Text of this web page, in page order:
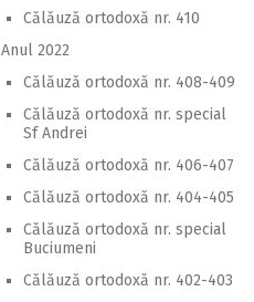
Călăuză ortodoxă nr. 410
Anul 2022
Călăuză ortodoxă nr. 408-409
Călăuză ortodoxă nr. special
Sf Andrei
Călăuză ortodoxă nr. 406-407
Călăuză ortodoxă nr. 404-405
Călăuză ortodoxă nr. special
Buciumeni
Călăuză ortodoxă nr. 402-403